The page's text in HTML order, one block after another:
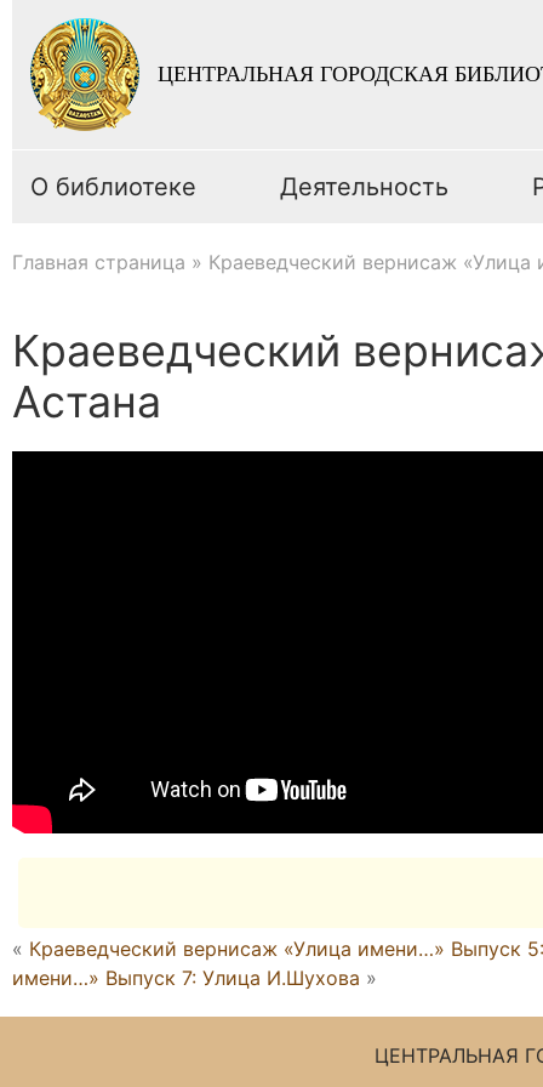
ЦЕНТРАЛЬНАЯ ГОРОДСКАЯ
О библиотеке Деятельность
Главная страница » Краеведческий вернисаж
Краеведческий
Астана
« Краеведческий вернисаж «Улица имени…» Выпуск
имени…» Выпуск 7: Улица И.Шухова »
ЦЕНТРАЛЬНАЯ